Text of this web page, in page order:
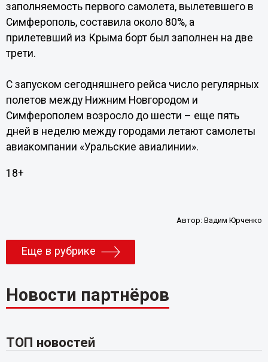
заполняемость первого самолета, вылетевшего в
Симферополь, составила около 80%, а
прилетевший из Крыма борт был заполнен на две
трети.
С запуском сегодняшнего рейса число регулярных
полетов между Нижним Новгородом и
Симферополем возросло до шести – еще пять
дней в неделю между городами летают самолеты
авиакомпании «Уральские авиалинии».
18+
Автор:Вадим Юрченко
Еще в рубрике
Новости партнёров
ТОП новостей